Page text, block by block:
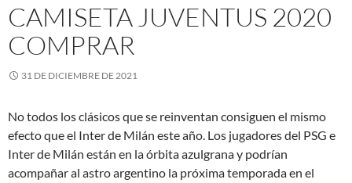
CAMISETA JUVENTUS 2020
COMPRAR
31 DE DICIEMBRE DE 2021
No todos los clásicos que se reinventan consiguen el mismo
efecto que el Inter de Milán este año. Los jugadores del PSG e
Inter de Milán están en la órbita azulgrana y podrían
acompañar al astro argentino la próxima temporada en el